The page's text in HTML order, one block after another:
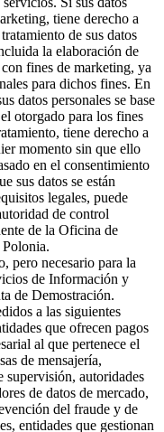
tiene derecho a
de sus datos
la elaboración de
fines de marketing, ya
para dichos fines. En
datos personales se base
otorgado para los fines
tiene derecho a
momento sin que ello
en el consentimiento
sus datos se están
legales, puede
de control
de la Oficina de
Polonia.
pero necesario para la
de Información y
de Demostración.
a las siguientes
que ofrecen pagos
al que pertenece el
de mensajería,
supervisión, autoridades
de datos de mercado,
del fraude y de
entidades que gestionan